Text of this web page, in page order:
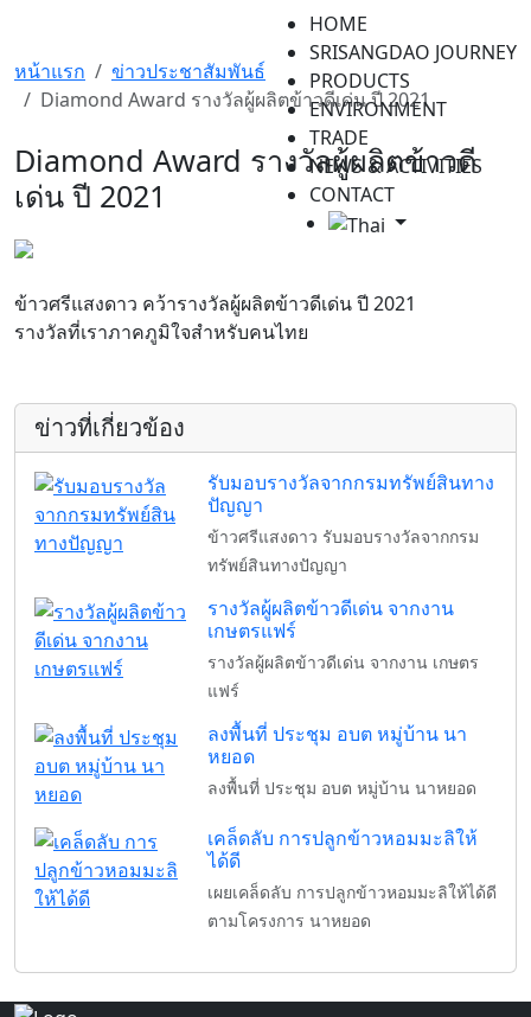
HOME
SRISANGDAO JOURNEY
PRODUCTS
ENVIRONMENT
TRADE
NEWS & ACTIVITIES
CONTACT
หน้าแรก
ข่าวประชาสัมพันธ์
Diamond Award รางวัลผู้ผลิตข้าวดีเด่น ปี 2021
Diamond Award รางวัลผู้ผลิตข้าวดี
เด่น ปี 2021
ข้าวศรีแสงดาว คว้ารางวัลผู้ผลิตข้าวดีเด่น ปี 2021
รางวัลที่เราภาคภูมิใจสำหรับคนไทย
ข่าวที่เกี่ยวข้อง
รับมอบรางวัลจากกรมทรัพย์สินทาง
ปัญญา
ข้าวศรีแสงดาว รับมอบรางวัลจากกรม
ทรัพย์สินทางปัญญา
รางวัลผู้ผลิตข้าวดีเด่น จากงาน
เกษตรแฟร์
รางวัลผู้ผลิตข้าวดีเด่น จากงาน เกษตร
แฟร์
ลงพื้นที่ ประชุม อบต หมู่บ้าน นา
หยอด
ลงพื้นที่ ประชุม อบต หมู่บ้าน นาหยอด
เคล็ดลับ การปลูกข้าวหอมมะลิให้
ได้ดี
เผยเคล็ดลับ การปลูกข้าวหอมมะลิให้ได้ดี
ตามโครงการ นาหยอด